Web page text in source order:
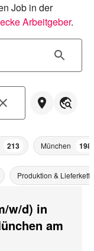
Job in der
Arbeitgeber.
213 München 198
Produktion & Lieferkette
w/d) in
am